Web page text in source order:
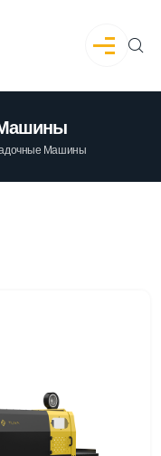
Машины